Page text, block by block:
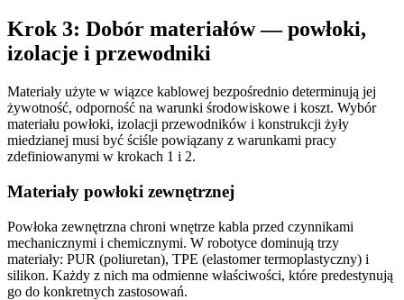
Krok 3: Dobór materiałów — powłoki,
izolacje i przewodniki
Materiały użyte w wiązce kablowej bezpośrednio determinują jej
żywotność, odporność na warunki środowiskowe i koszt. Wybór
materiału powłoki, izolacji przewodników i konstrukcji żyły
miedzianej musi być ściśle powiązany z warunkami pracy
zdefiniowanymi w krokach 1 i 2.
Materiały powłoki zewnętrznej
Powłoka zewnętrzna chroni wnętrze kabla przed czynnikami
mechanicznymi i chemicznymi. W robotyce dominują trzy
materiały: PUR (poliuretan), TPE (elastomer termoplastyczny) i
silikon. Każdy z nich ma odmienne właściwości, które predestynują
go do konkretnych zastosowań.